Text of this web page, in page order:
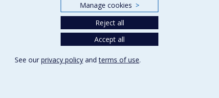
Terms of use
Manage cookies >
Reject all
Accept all
See our privacy policy andterms of use.